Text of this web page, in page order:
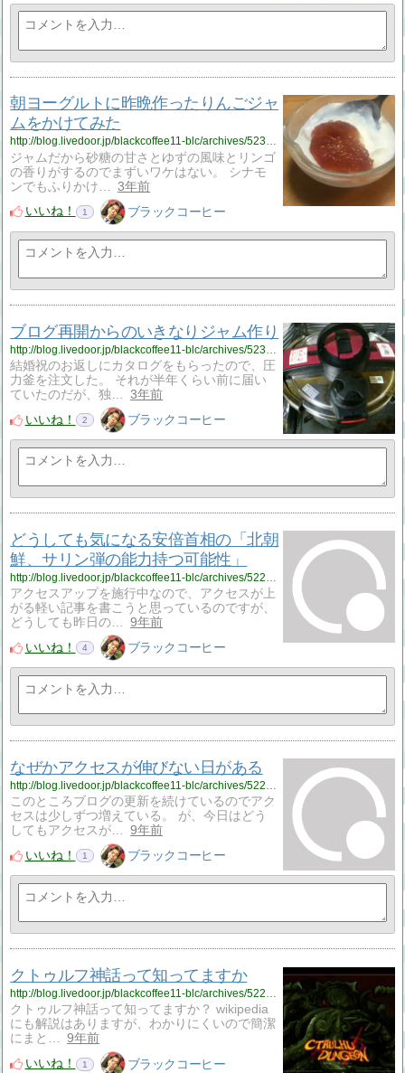
朝ヨーグルトに昨晩作ったりんごジャ
ムをかけてみた
http://blog.livedoor.jp/blackcoffee11-blc/archives/52392841.html
ジャムだから砂糖の甘さとゆずの風味とリンゴ
の香りがするのでまずいワケはない。 シナモ
ンでもふりかけ…
3年前
いいね！
1 ブラックコーヒー
ブログ再開からのいきなりジャム作り
結婚祝のお返しにカタログをもらったので、圧
力釜を注文した。 それが半年くらい前に届い
ていたのだが、独…
3年前
いいね！
2 ブラックコーヒー
どうしても気になる安倍首相の「北朝
鮮、サリン弾の能力持つ可能性」
アクセスアップを施行中なので、アクセスが上
がる軽い記事を書こうと思っているのですが、
どうしても昨日の…
9年前
いいね！
4 ブラックコーヒー
なぜかアクセスが伸びない日がある
http://blog.livedoor.jp/blackcoffee11-blc/archives/52209761.html
このところブログの更新を続けているのでアク
セスは少しずつ増えている。 が、今日はどう
してもアクセスが…
9年前
いいね！
1 ブラックコーヒー
クトゥルフ神話って知ってますか
http://blog.livedoor.jp/blackcoffee11-blc/archives/52209746.html
クトゥルフ神話って知ってますか？ wikipedia
にも解説はありますが、わかりにくいので簡潔
にまと…
9年前
いいね！
1 ブラックコーヒー